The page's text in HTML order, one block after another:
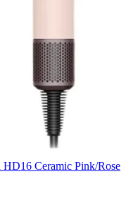
Ceramic Pink/Rose